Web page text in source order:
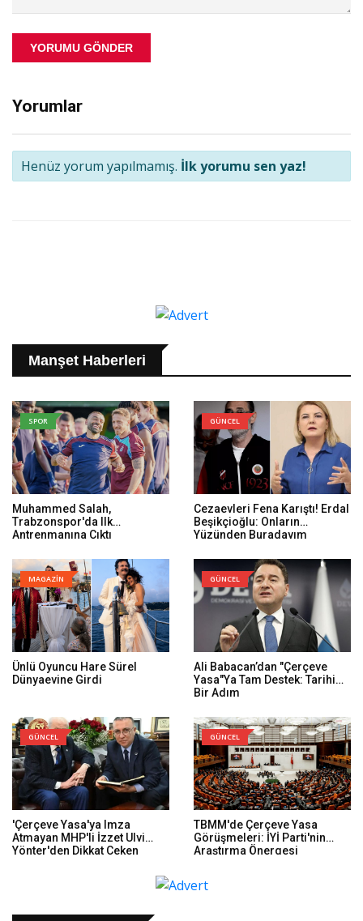
YORUMU GÖNDER
Yorumlar
Henüz yorum yapılmamış. İlk yorumu sen yaz!
Manşet Haberleri
SPOR
Muhammed Salah,
Trabzonspor'da Ilk
Antrenmanına Çıktı
GÜNCEL
Cezaevleri Fena Karıştı! Erdal
Beşikçioğlu: Onların
Yüzünden Buradayım
MAGAZİN
Ünlü Oyuncu Hare Sürel
Dünyaevine Girdi
GÜNCEL
Ali Babacan’dan "Çerçeve
Yasa"ya Tam Destek: Tarihi
Bir Adım
GÜNCEL
'Çerçeve Yasa'ya Imza
Atmayan MHP'li İzzet Ulvi
Yönter'den Dikkat Çeken
GÜNCEL
TBMM'de Çerçeve Yasa
Görüşmeleri: İYİ Parti'nin
Araştırma Önergesi